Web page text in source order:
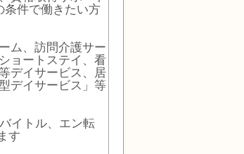
条件で働きたい方
ム、訪問介護サー
ョートステイ、看
デイサービス、居
デイサービス」等
イトル、エン転
す